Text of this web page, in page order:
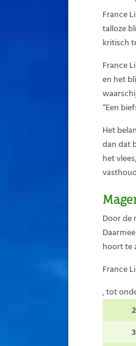
France
talloze
kritisch
France
en het
“Een
Het
dan dat
het
Door de
hoort te
France
, tot
2
3